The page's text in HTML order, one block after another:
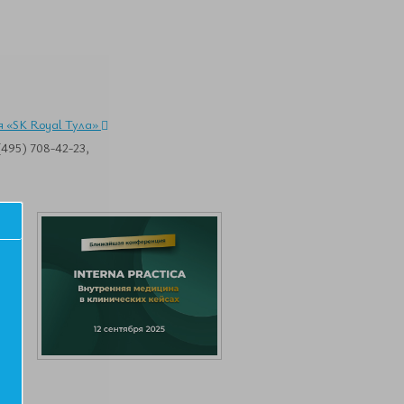
«SK Royal Тула»
708-42-23,